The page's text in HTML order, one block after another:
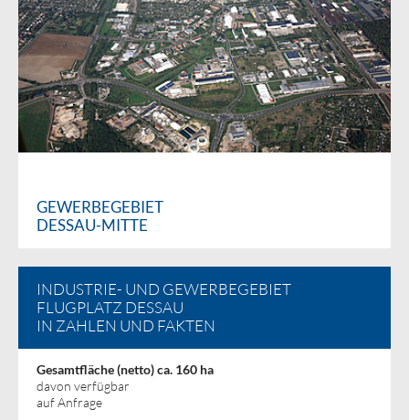
GEWERBEGEBIET
DESSAU-MITTE
INDUSTRIE- UND GEWERBEGEBIET
FLUGPLATZ DESSAU
IN ZAHLEN UND FAKTEN
Gesamtfläche (netto) ca. 160 ha
davon verfügbar
auf Anfrage